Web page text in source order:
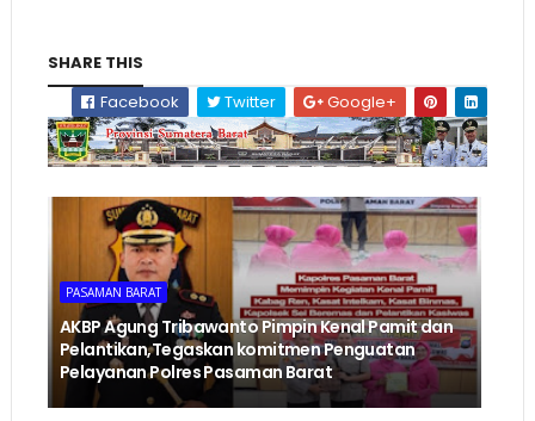
SHARE THIS
Facebook
Twitter Google+
PASAMAN BARAT
AKBP Agung Tribawanto Pimpin Kenal Pamit dan
Pelantikan,Tegaskan komitmen Penguatan
Pelayanan Polres Pasaman Barat